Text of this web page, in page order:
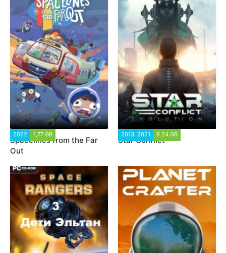
2022 1,77 GB
Spacelines from the Far
Out
2013, 2021 8.24 GB
Star Conflict